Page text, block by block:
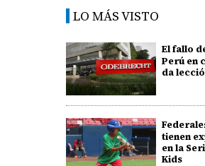
LO MÁS VISTO
El fallo
Perú en
da
tienen
en la
Kids